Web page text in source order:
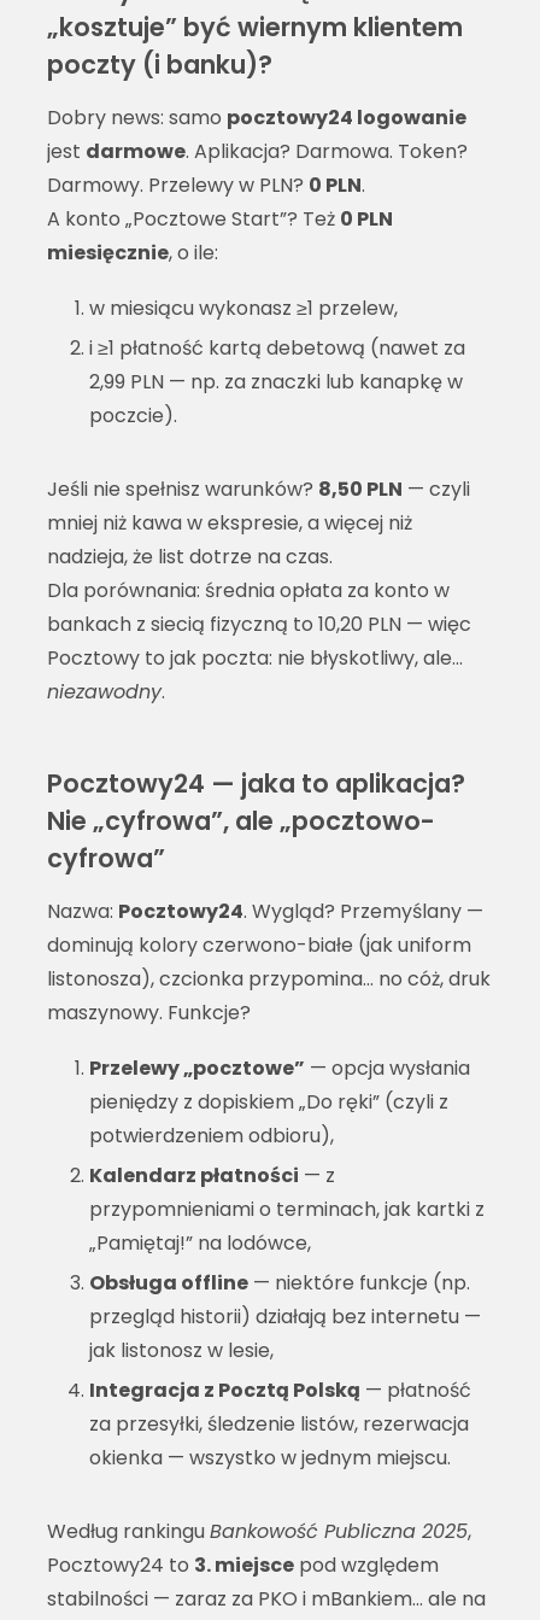
„kosztuje” być wiernym klientem
poczty (i banku)?
Dobry news: samo pocztowy24 logowanie
jest darmowe. Aplikacja? Darmowa. Token?
Darmowy. Przelewy w PLN? 0 PLN.
A konto „Pocztowe Start”? Też 0 PLN
miesięcznie, o ile:
w miesiącu wykonasz ≥1 przelew,
i ≥1 płatność kartą debetową (nawet za
2,99 PLN — np. za znaczki lub kanapkę w
poczcie).
Jeśli nie spełnisz warunków? 8,50 PLN — czyli
mniej niż kawa w ekspresie, a więcej niż
nadzieja, że list dotrze na czas.
Dla porównania: średnia opłata za konto w
bankach z siecią fizyczną to 10,20 PLN — więc
Pocztowy to jak poczta: nie błyskotliwy, ale…
niezawodny.
Pocztowy24 — jaka to aplikacja?
Nie „cyfrowa”, ale „pocztowo-
cyfrowa”
Nazwa: Pocztowy24. Wygląd? Przemyślany —
dominują kolory czerwono-białe (jak uniform
listonosza), czcionka przypomina… no cóż, druk
maszynowy. Funkcje?
Przelewy „pocztowe” — opcja wysłania
pieniędzy z dopiskiem „Do ręki” (czyli z
potwierdzeniem odbioru),
Kalendarz płatności — z
przypomnieniami o terminach, jak kartki z
„Pamiętaj!” na lodówce,
Obsługa offline— niektóre funkcje (np.
przegląd historii) działają bez internetu —
jak listonosz w lesie,
Integracja z Pocztą Polską — płatność
za przesyłki, śledzenie listów, rezerwacja
okienka — wszystko w jednym miejscu.
Według rankinguBankowość Publiczna 2025,
Pocztowy24 to 3. miejscepod względem
stabilności — zaraz za PKO i mBankiem… ale na